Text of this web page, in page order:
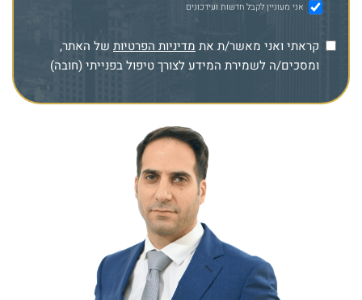
אני מעוניין לקבל חדשות ועידכונים
קראתי ואני מאשר/ת את מדיניות הפרטיות של האתר,
ומסכים/ה לשמירת המידע לצורך טיפול בפנייתי (חובה)